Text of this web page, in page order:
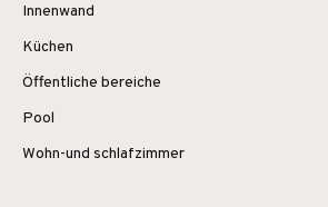
Innenwand
Küchen
Öffentliche bereiche
Pool
Wohn-und schlafzimmer